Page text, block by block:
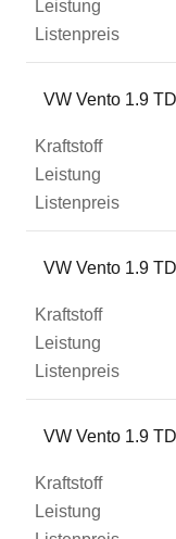
VW Vento 1.9
VW Vento 1.9
VW Vento 1.9